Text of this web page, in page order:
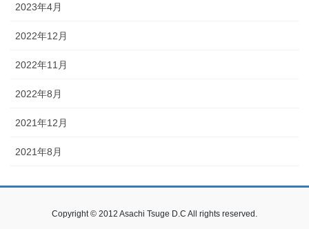
2023年4月
2022年12月
2022年11月
2022年8月
2021年12月
2021年8月
Copyright © 2012 Asachi Tsuge D.C All rights reserved.